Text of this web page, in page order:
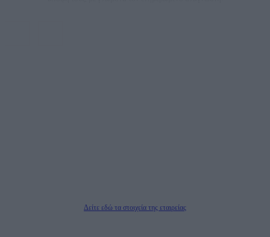
Δείτε εδώ τα στοιχεία της εταιρείας